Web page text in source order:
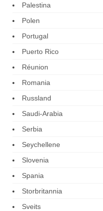
Palestina
Polen
Portugal
Puerto Rico
Réunion
Romania
Russland
Saudi-Arabia
Serbia
Seychellene
Slovenia
Spania
Storbritannia
Sveits